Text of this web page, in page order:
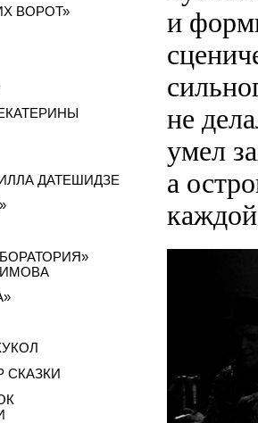
и
не
умел
а
ВОРОТ»
ДАТЕШИДЗЕ
СКАЗКИ